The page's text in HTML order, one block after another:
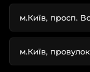
м.Київ, просп.
м.Київ,